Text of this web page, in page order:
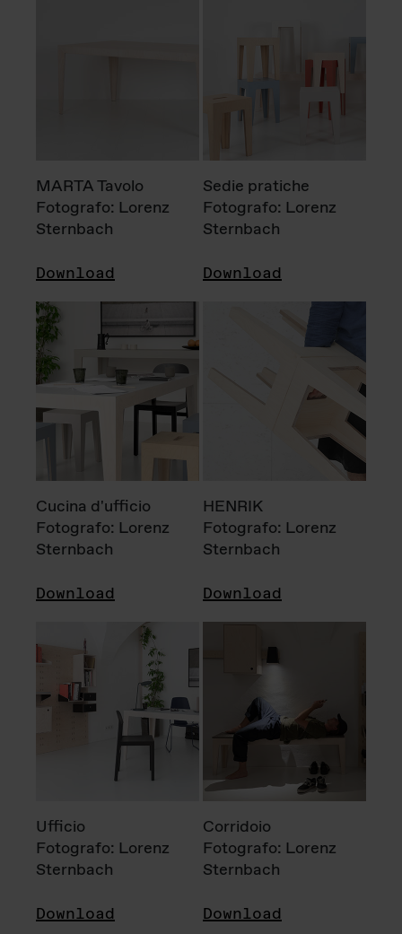
MARTA Tavolo
Fotografo: Lorenz
Sternbach
Download
Sedie pratiche
Fotografo: Lorenz
Sternbach
Download
Cucina d'ufficio
Fotografo: Lorenz
Sternbach
Download
HENRIK
Fotografo: Lorenz
Sternbach
Download
Ufficio
Fotografo: Lorenz
Sternbach
Download
Corridoio
Fotografo: Lorenz
Sternbach
Download